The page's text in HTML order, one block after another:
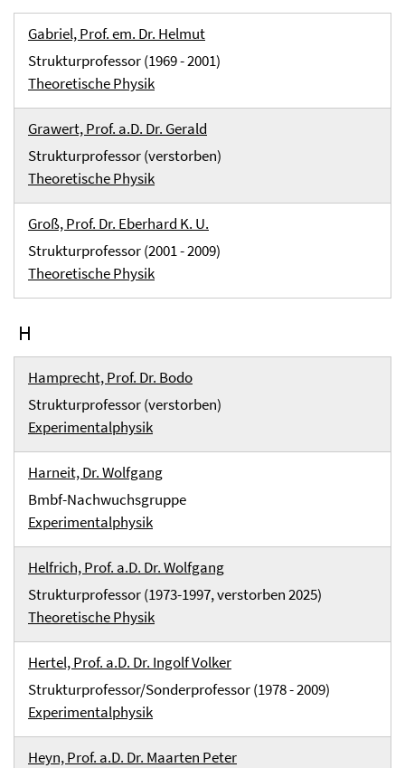
Gabriel, Prof. em. Dr. Helmut
Strukturprofessor (1969 - 2001)
Theoretische Physik
Grawert, Prof. a.D. Dr. Gerald
Strukturprofessor (verstorben)
Theoretische Physik
Groß, Prof. Dr. Eberhard K. U.
Strukturprofessor (2001 - 2009)
Theoretische Physik
H
Hamprecht, Prof. Dr. Bodo
Strukturprofessor (verstorben)
Experimentalphysik
Harneit, Dr. Wolfgang
Bmbf-Nachwuchsgruppe
Experimentalphysik
Helfrich, Prof. a.D. Dr. Wolfgang
Strukturprofessor (1973-1997, verstorben 2025)
Theoretische Physik
Hertel, Prof. a.D. Dr. Ingolf Volker
Strukturprofessor/Sonderprofessor (1978 - 2009)
Experimentalphysik
Heyn, Prof. a.D. Dr. Maarten Peter